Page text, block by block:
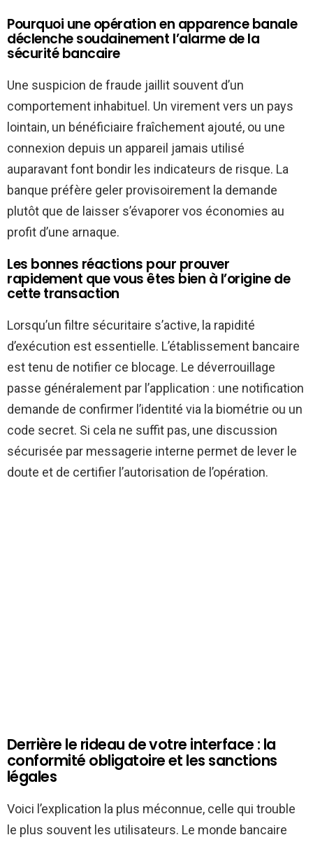
Pourquoi une opération en apparence banale
déclenche soudainement l’alarme de la
sécurité bancaire
Une suspicion de fraude jaillit souvent d’un
comportement inhabituel. Un virement vers un pays
lointain, un bénéficiaire fraîchement ajouté, ou une
connexion depuis un appareil jamais utilisé
auparavant font bondir les indicateurs de risque. La
banque préfère geler provisoirement la demande
plutôt que de laisser s’évaporer vos économies au
profit d’une arnaque.
Les bonnes réactions pour prouver
rapidement que vous êtes bien à l’origine de
cette transaction
Lorsqu’un filtre sécuritaire s’active, la rapidité
d’exécution est essentielle. L’établissement bancaire
est tenu de notifier ce blocage. Le déverrouillage
passe généralement par l’application : une notification
demande de confirmer l’identité via la biométrie ou un
code secret. Si cela ne suffit pas, une discussion
sécurisée par messagerie interne permet de lever le
doute et de certifier l’autorisation de l’opération.
Derrière le rideau de votre interface : la
conformité obligatoire et les sanctions
légales
Voici l’explication la plus méconnue, celle qui trouble
le plus souvent les utilisateurs. Le monde bancaire